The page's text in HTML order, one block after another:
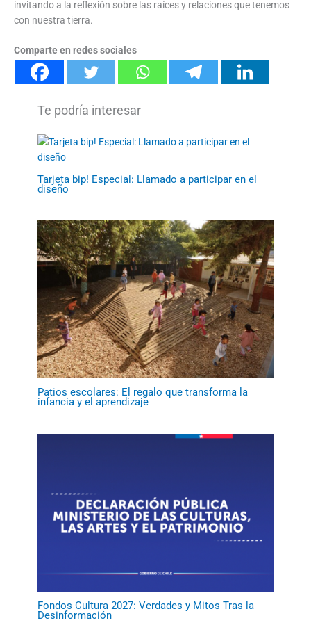
invitando a la reflexión sobre las raíces y relaciones que tenemos
con nuestra tierra.
Comparte en redes sociales
Tarjeta bip! Especial: Llamado a participar en el
diseño
Patios escolares: El regalo que transforma la
infancia y el aprendizaje
Fondos Cultura 2027: Verdades y Mitos Tras la
Desinformación